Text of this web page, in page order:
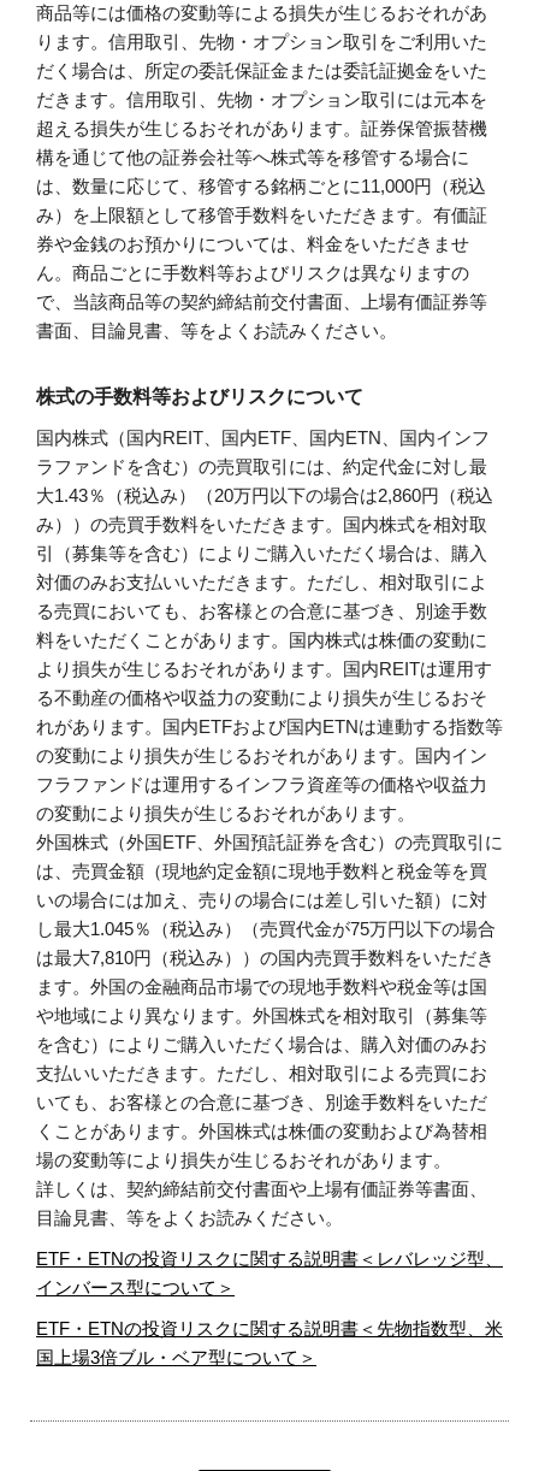
商品等には価格の変動等による損失が生じるおそれがあ
ります。信用取引、先物・オプション取引をご利用いた
だく場合は、所定の委託保証金または委託証拠金をいた
だきます。信用取引、先物・オプション取引には元本を
超える損失が生じるおそれがあります。証券保管振替機
構を通じて他の証券会社等へ株式等を移管する場合に
は、数量に応じて、移管する銘柄ごとに11,000円（税込
み）を上限額として移管手数料をいただきます。有価証
券や金銭のお預かりについては、料金をいただきませ
ん。商品ごとに手数料等およびリスクは異なりますの
で、当該商品等の契約締結前交付書面、上場有価証券等
書面、目論見書、等をよくお読みください。
株式の手数料等およびリスクについて
国内株式（国内REIT、国内ETF、国内ETN、国内インフ
ラファンドを含む）の売買取引には、約定代金に対し最
大1.43％（税込み）（20万円以下の場合は2,860円（税込
み））の売買手数料をいただきます。国内株式を相対取
引（募集等を含む）によりご購入いただく場合は、購入
対価のみお支払いいただきます。ただし、相対取引によ
る売買においても、お客様との合意に基づき、別途手数
料をいただくことがあります。国内株式は株価の変動に
より損失が生じるおそれがあります。国内REITは運用す
る不動産の価格や収益力の変動により損失が生じるおそ
れがあります。国内ETFおよび国内ETNは連動する指数等
の変動により損失が生じるおそれがあります。国内イン
フラファンドは運用するインフラ資産等の価格や収益力
の変動により損失が生じるおそれがあります。
外国株式（外国ETF、外国預託証券を含む）の売買取引に
は、売買金額（現地約定金額に現地手数料と税金等を買
いの場合には加え、売りの場合には差し引いた額）に対
し最大1.045％（税込み）（売買代金が75万円以下の場合
は最大7,810円（税込み））の国内売買手数料をいただき
ます。外国の金融商品市場での現地手数料や税金等は国
や地域により異なります。外国株式を相対取引（募集等
を含む）によりご購入いただく場合は、購入対価のみお
支払いいただきます。ただし、相対取引による売買にお
いても、お客様との合意に基づき、別途手数料をいただ
くことがあります。外国株式は株価の変動および為替相
場の変動等により損失が生じるおそれがあります。
詳しくは、契約締結前交付書面や上場有価証券等書面、
目論見書、等をよくお読みください。
ETF・ETNの投資リスクに関する説明書＜レバレッジ型、
インバース型について＞
ETF・ETNの投資リスクに関する説明書＜先物指数型、米
国上場3倍ブル・ベア型について＞